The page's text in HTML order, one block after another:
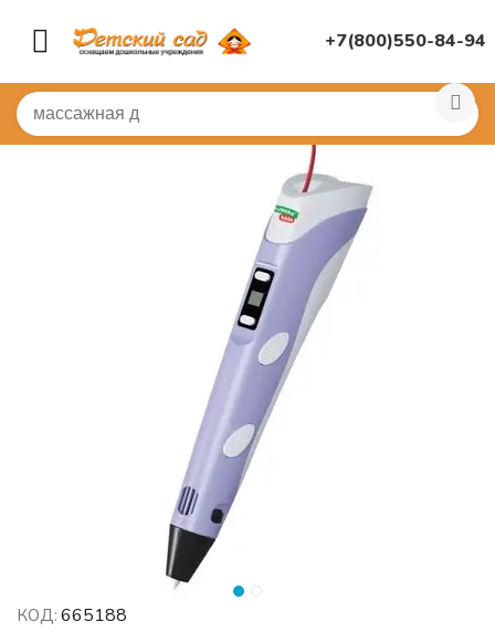
+7(800)550-84-94
Главная / КАНЦЕЛЯРИЯ
КОД: 665188